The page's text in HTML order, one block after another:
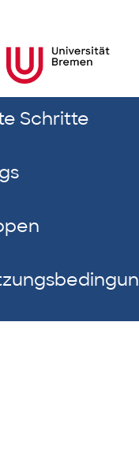
Schritte